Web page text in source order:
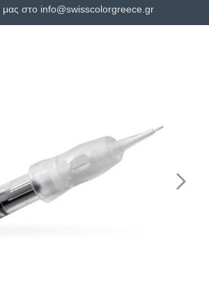
στο info@swisscolorgreece.gr